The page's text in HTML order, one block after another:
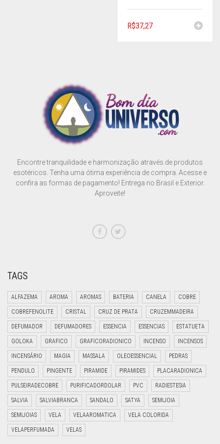
R$37,27
Encontre tranquilidade e harmonização através de produtos
esotéricos. Tenha uma ótima experiência de compra. Acesse e
confira as formas de pagamento! Entrega no Brasil e Exterior.
Aproveite!
TAGS
ALFAZEMA AROMA AROMAS BATERIA CANELA COBRE
COBREFENOLITE CRISTAL CRUZ DE PRATA CRUZEMMADEIRA
DEFUMADOR DEFUMADORES ESSENCIA ESSENCIAS ESTATUETA
GOLOKA GRAFICO GRAFICORADIONICO INCENSO INCENSOS
INCENSÁRIO MAGIA MASSALA OLEOESSENCIAL PEDRAS
PENDULO PINGENTE PIRAMIDE PIRAMIDES PLACARADIONICA
PULSEIRADECOBRE PURIFICADORDOLAR PVC RADIESTESIA
SALVIA SALVIABRANCA SANDALO SATYA SEMIJOIA
SEMIJOIAS VELA VELAAROMATICA VELA COLORIDA
VELAPERFUMADA VELAS